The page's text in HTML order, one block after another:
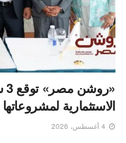
الاستثمارية